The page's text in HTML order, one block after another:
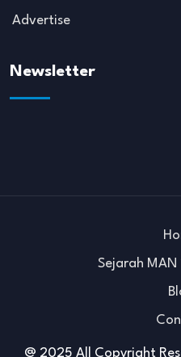
Advertise
Newsletter
@ 2025 All Copyright
Sejarah MAN